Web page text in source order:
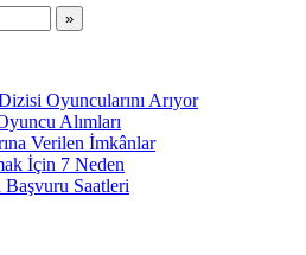
Oyuncularını Arıyor
Alımları
Verilen İmkânlar
İçin 7 Neden
Başvuru Saatleri